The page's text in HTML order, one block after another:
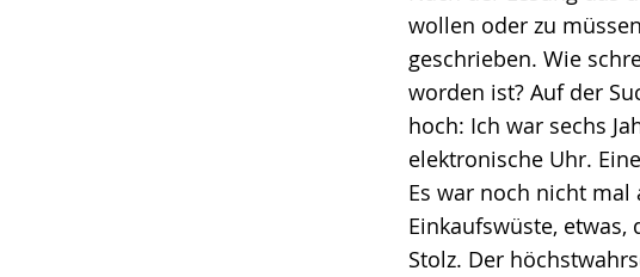
wollen oder zu
geschrieben. Wie
worden ist? Auf der
hoch: Ich war sechs
elektronische Uhr.
Es war noch nicht
Einkaufswüste,
Stolz. Der